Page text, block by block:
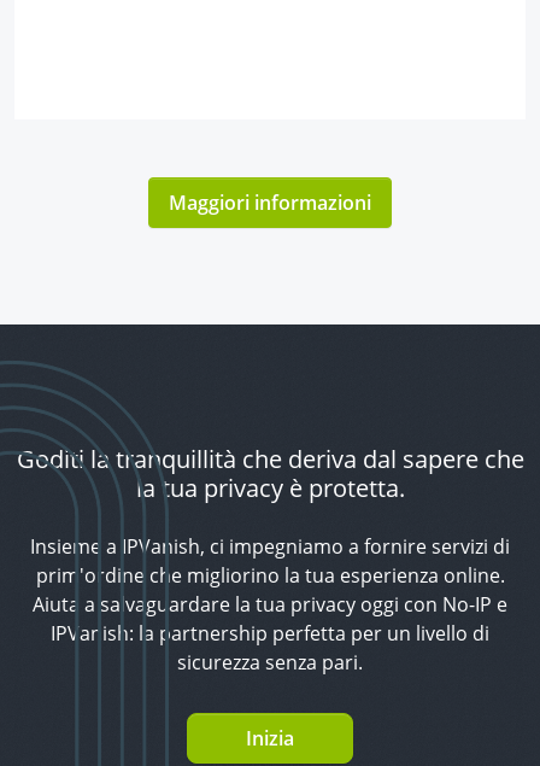
Maggiori informazioni
Goditi la tranquillità che deriva dal sapere che
la tua privacy è protetta.
Insieme a IPVanish, ci impegniamo a fornire servizi di
prim'ordine che migliorino la tua esperienza online.
Aiuta a salvaguardare la tua privacy oggi con No-IP e
IPVanish: la partnership perfetta per un livello di
sicurezza senza pari.
Inizia